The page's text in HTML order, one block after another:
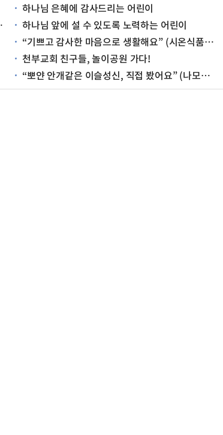
하나님 은혜에 감사드리는 어린이
하나님 앞에 설 수 있도록 노력하는 어린이
“기쁘고 감사한 마음으로 생활해요” (시온식품여자고등학교 새내기들)
천부교회 친구들, 놀이공원 가다!
“뽀얀 안개같은 이슬성신, 직접 봤어요” (나모나(초5)/성남교회)